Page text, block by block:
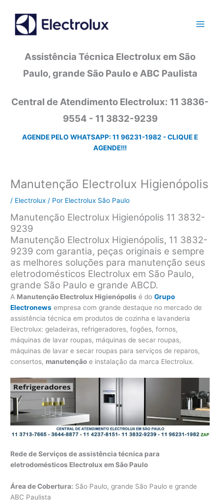
conteúdo
Assistência Técnica Electrolux em São
Paulo, grande São Paulo e ABC Paulista
Central de Atendimento Electrolux: 11 3836-
9554 - 11 3832-9239
AGENDE PELO WHATSAPP: 11 96231-1982 - CLIQUE E
AGENDE!!!
Manutenção Electrolux Higienópolis
/ Electrolux / Por Electrolux São Paulo
Manutenção Electrolux Higienópolis 11 3832-
9239
Manutenção Electrolux Higienópolis, 11 3832-
9239 com garantia, peças originais e sempre
as melhores soluções para manutenção seus
eletrodomésticos Electrolux em São Paulo,
grande São Paulo e grande ABCD.
A Manutenção Electrolux Higienópolis é doGrupo
Electronews empresa com grande destaque no mercado de
assistência técnica em produtos de cozinha e lavanderia
Electrolux: geladeiras, refrigeradores, fogões, fornos,
máquinas de lavar roupas, máquinas de secar roupas,
máquinas de lavar e secar roupas para serviços de reparos,
consertos, manutenção e instalação da marca Electrolux.
Rede de Serviços de assistência técnica para
eletrodomésticos Electrolux em São Paulo
Área de Cobertura: São Paulo, grande São Paulo e grande
ABC Paulista